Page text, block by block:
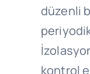
düzenli
kontrol